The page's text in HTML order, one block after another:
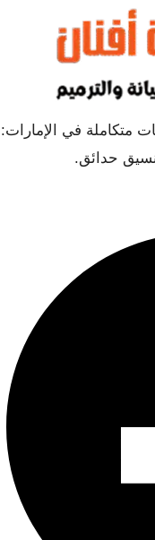
متكاملة في الإمارات:
حدائق.